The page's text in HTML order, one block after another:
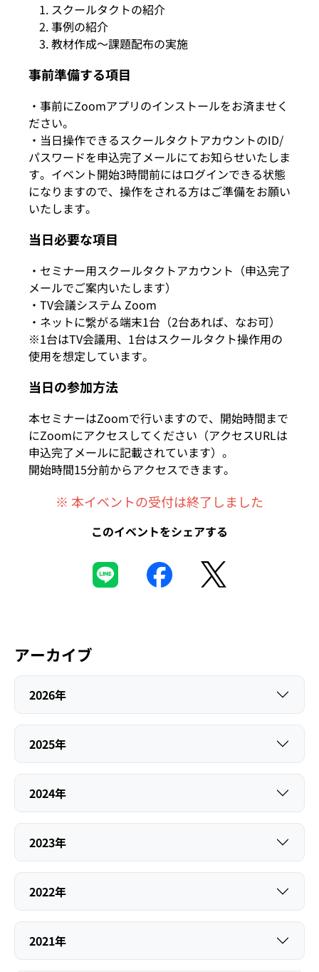
スクールタクトの紹介
事例の紹介
教材作成〜課題配布の実施
事前準備する項目
・事前にZoomアプリのインストールをお済ませく
ださい。
・当日操作できるスクールタクトアカウントのID/
パスワードを申込完了メールにてお知らせいたしま
す。イベント開始3時間前にはログインできる状態
になりますので、操作をされる方はご準備をお願い
いたします。
当日必要な項目
・セミナー用スクールタクトアカウント（申込完了
メールでご案内いたします）
・TV会議システム Zoom
・ネットに繋がる端末1台（2台あれば、なお可）
※1台はTV会議用、1台はスクールタクト操作用の
使用を想定しています。
当日の参加方法
本セミナーはZoomで行いますので、開始時間まで
にZoomにアクセスしてください（アクセスURLは
申込完了メールに記載されています）。
開始時間15分前からアクセスできます。
※ 本イベントの受付は終了しました
このイベントをシェアする
アーカイブ
2026年
2025年
2024年
2023年
2022年
2021年